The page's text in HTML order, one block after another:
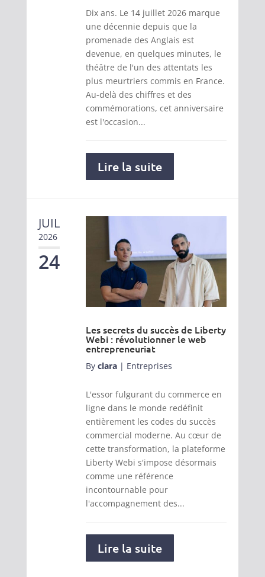
Dix ans. Le 14 juillet 2026 marque
une décennie depuis que la
promenade des Anglais est
devenue, en quelques minutes, le
théâtre de l'un des attentats les
plus meurtriers commis en France.
Au-delà des chiffres et des
commémorations, cet anniversaire
est l'occasion...
Lire la suite
JUIL
2026
24
Les secrets du succès de Liberty
Webi : révolutionner le web
entrepreneuriat
By clara| Entreprises
L'essor fulgurant du commerce en
ligne dans le monde redéfinit
entièrement les codes du succès
commercial moderne. Au cœur de
cette transformation, la plateforme
Liberty Webi s'impose désormais
comme une référence
incontournable pour
l'accompagnement des...
Lire la suite